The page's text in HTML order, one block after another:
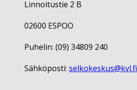
Linnoitustie 2 B
02600 ESPOO
Puhelin: (09) 34809 240
Sähköposti: selkokeskus@kvl.fi